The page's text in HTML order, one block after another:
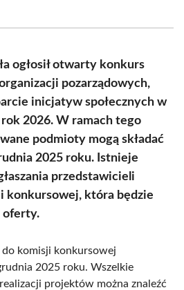
ogłosił otwarty konkurs
pozarządowych,
inicjatyw społecznych w
2026. W ramach tego
podmioty mogą składać
2025 roku. Istnieje
przedstawicieli
konkursowej, która będzie
oferty.
komisji konkursowej
2025 roku. Wszelkie
projektów można znaleźć